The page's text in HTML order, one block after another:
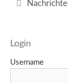
Kategorien
Login
Username